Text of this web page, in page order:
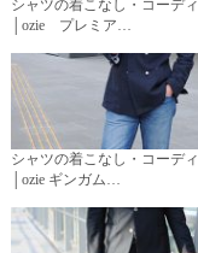
シャツの着こなし・コーデ
│ozie プレミア…
シャツの着こなし・コーデ
│ozie ギンガム…